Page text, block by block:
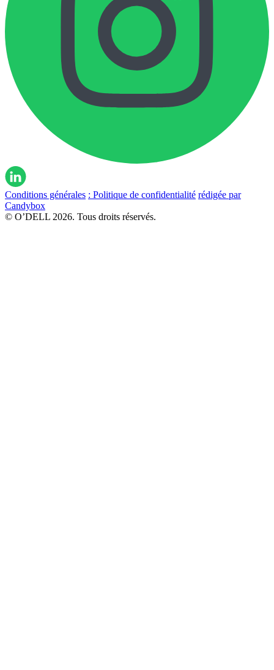
Conditions générales : Politique de confidentialité rédigée par
Candybox
© O’DELL 2026. Tous droits réservés.